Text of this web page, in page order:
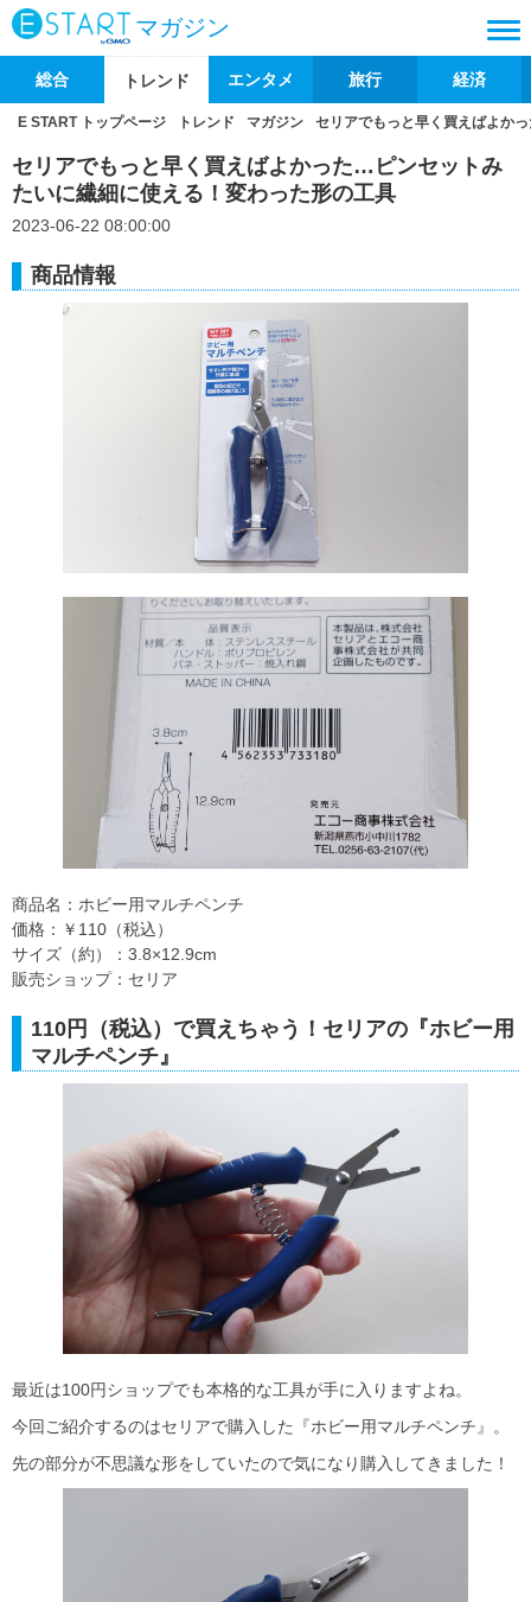
マガジン
総合 トレンド エンタメ 旅行 経済
E START トップページ トレンド マガジン セリアでもっと早く買えばよか
セリアでもっと早く買えばよかった…ピンセットみ
たいに繊細に使える！変わった形の工具
2023-06-22 08:00:00
商品情報
商品名：ホビー用マルチペンチ
価格：￥110（税込）
サイズ（約）：3.8×12.9cm
販売ショップ：セリア
110円（税込）で買えちゃう！セリアの『ホビー用
マルチペンチ』
最近は100円ショップでも本格的な工具が手に入りますよね。
今回ご紹介するのはセリアで購入した『ホビー用マルチペンチ』。
先の部分が不思議な形をしていたので気になり購入してきました！